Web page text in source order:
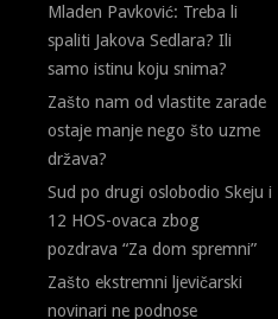
Mladen Pavković: Treba li
spaliti Jakova Sedlara? Ili
samo istinu koju snima?
Zašto nam od vlastite zarade
ostaje manje nego što uzme
država?
Sud po drugi oslobodio Skeju i
12 HOS-ovaca zbog
pozdrava “Za dom spremni”
Zašto ekstremni ljevičarski
novinari ne podnose